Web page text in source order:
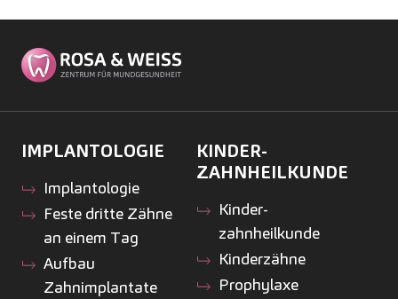
IMPLANTOLOGIE
Implantologie
Feste dritte Zähne
an einem Tag
Aufbau
Zahnimplantate
KINDER­
ZAHNHEILKUNDE
Kinder­
zahnheilkunde
Kinderzähne
Prophylaxe